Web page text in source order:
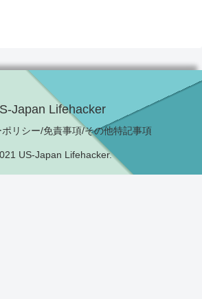
Japan Lifehacker
リシー/免責事項/その他特記事項
US-Japan Lifehacker.